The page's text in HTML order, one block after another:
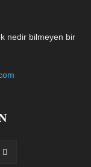
nedir bilmeyen bir